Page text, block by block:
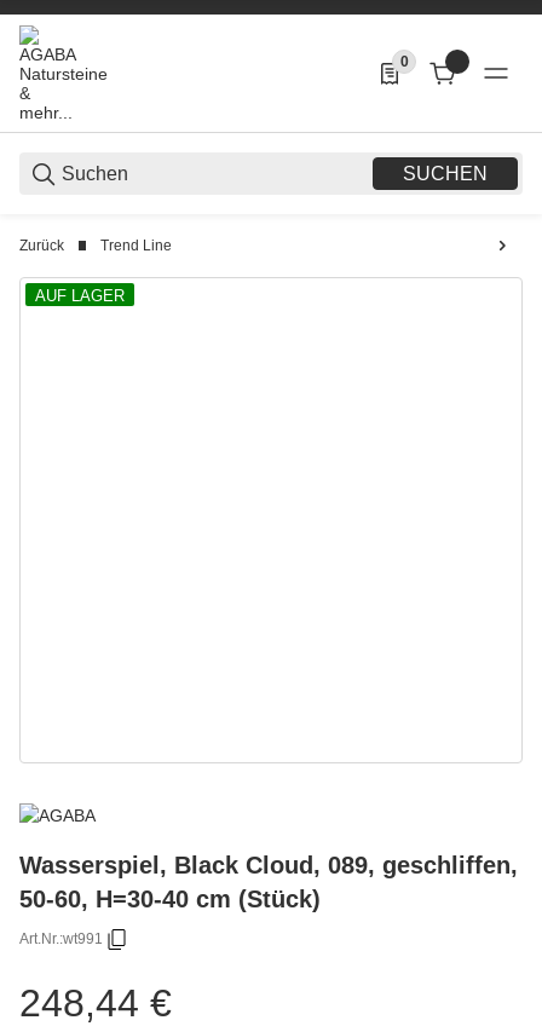
SUCHEN
0
0 Produkte in der
Zurück Trend Line
AUF LAGER
Wasserspiel, Black Cloud, 089, geschliffen,
50-60, H=30-40 cm (Stück)
Art.Nr.:wt991
248,44 €